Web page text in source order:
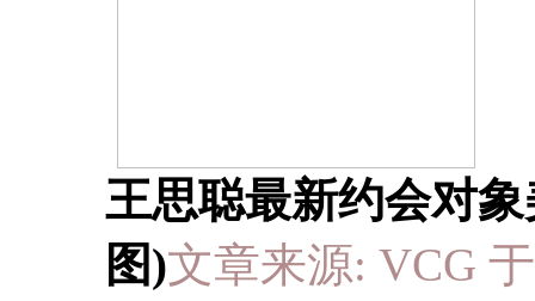
王思聪最新约会对
图)文章来源: VCG